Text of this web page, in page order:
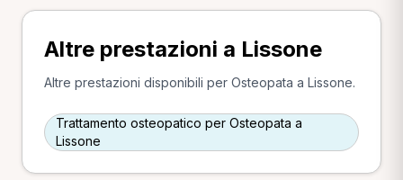
Altre prestazioni a Lissone
Altre prestazioni disponibili per Osteopata a Lissone.
Trattamento osteopatico per Osteopata a
Lissone